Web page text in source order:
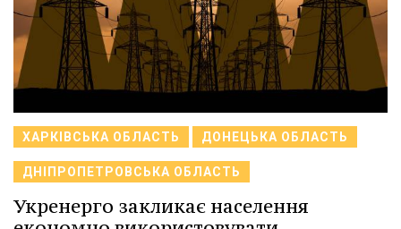
ХАРКІВСЬКА ОБЛАСТЬ ДОНЕЦЬКА ОБЛАСТЬ
ДНІПРОПЕТРОВСЬКА ОБЛАСТЬ
Укренерго закликає населення